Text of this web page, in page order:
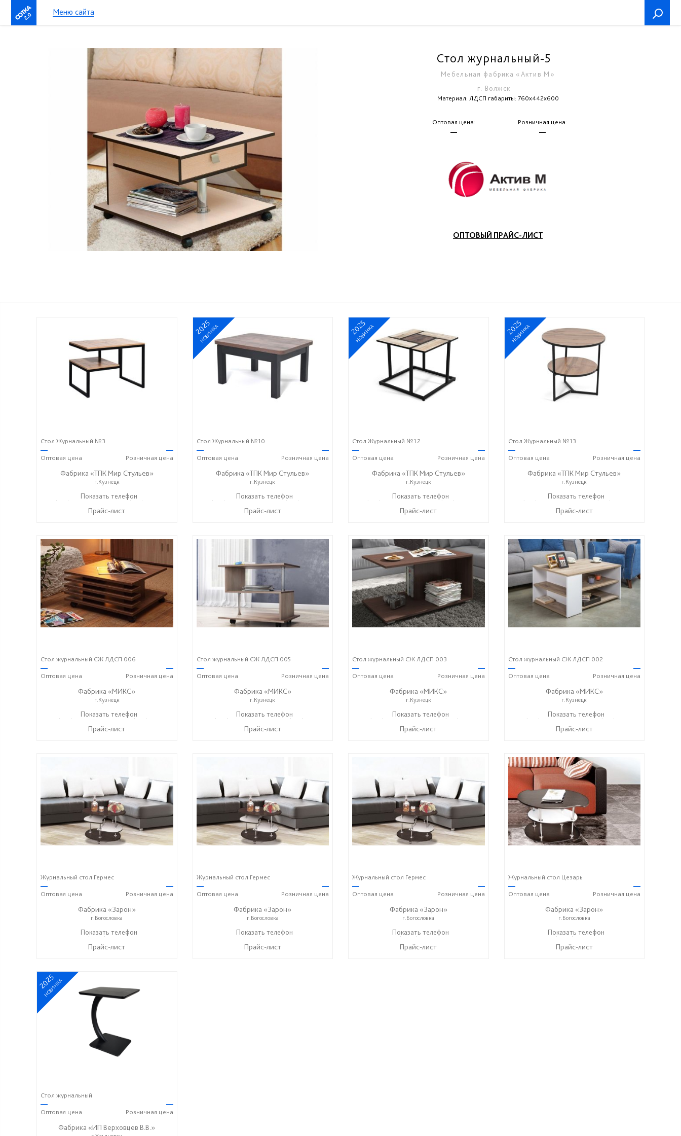
2.0 Меню сайта
Стол журнальный-5
Мебельная фабрика «Актив М»
г. Волжск
Материал: ЛДСП габариты: 760х442х600
Оптовая цена:
—
Розничная цена:
—
ОПТОВЫЙ ПРАЙС-ЛИСТ
Стол Журнальный №3
—
Оптовая цена
—
Розничная цена
Фабрика «ТПК Мир Стульев»
г.Кузнецк
8 (927) 648-00-04 ☎8 (927) 369-00-06
Показать телефон
Прайс-лист
2025
НОВИНКА
Стол Журнальный №10
—
Оптовая цена
—
Розничная цена
Фабрика «ТПК Мир Стульев»
г.Кузнецк
8 (927) 648-00-04 ☎8 (927) 369-00-06
Показать телефон
Прайс-лист
2025
НОВИНКА
Стол Журнальный №12
—
Оптовая цена
—
Розничная цена
Фабрика «ТПК Мир Стульев»
г.Кузнецк
8 (927) 648-00-04 ☎8 (927) 369-00-06
Показать телефон
Прайс-лист
2025
НОВИНКА
Стол Журнальный №13
—
Оптовая цена
—
Розничная цена
Фабрика «ТПК Мир Стульев»
г.Кузнецк
8 (927) 648-00-04 ☎8 (927) 369-00-06
Показать телефон
Прайс-лист
Стол журнальный СЖ ЛДСП 006
—
Оптовая цена
—
Розничная цена
Фабрика «МИКС»
г.Кузнецк
+7 (937) 423-36-37 ☎+7 (937) 428-44-55
Показать телефон
Прайс-лист
Стол журнальный СЖ ЛДСП 005
—
Оптовая цена
—
Розничная цена
Фабрика «МИКС»
г.Кузнецк
+7 (937) 423-36-37 ☎+7 (937) 428-44-55
Показать телефон
Прайс-лист
Стол журнальный СЖ ЛДСП 003
—
Оптовая цена
—
Розничная цена
Фабрика «МИКС»
г.Кузнецк
+7 (937) 423-36-37 ☎+7 (937) 428-44-55
Показать телефон
Прайс-лист
Стол журнальный СЖ ЛДСП 002
—
Оптовая цена
—
Розничная цена
Фабрика «МИКС»
г.Кузнецк
+7 (937) 423-36-37 ☎+7 (937) 428-44-55
Показать телефон
Прайс-лист
Журнальный стол Гермес
—
Оптовая цена
—
Розничная цена
Фабрика «Зарон»
г.Богословка
+7 (8412) 21-50-66
Показать телефон
Прайс-лист
Журнальный стол Гермес
—
Оптовая цена
—
Розничная цена
Фабрика «Зарон»
г.Богословка
+7 (8412) 21-50-66
Показать телефон
Прайс-лист
Журнальный стол Гермес
—
Оптовая цена
—
Розничная цена
Фабрика «Зарон»
г.Богословка
+7 (8412) 21-50-66
Показать телефон
Прайс-лист
Журнальный стол Цезарь
—
Оптовая цена
—
Розничная цена
Фабрика «Зарон»
г.Богословка
+7 (8412) 21-50-66
Показать телефон
Прайс-лист
2025
НОВИНКА
Стол журнальный
—
Оптовая цена
—
Розничная цена
Фабрика «ИП Верховцев В.В.»